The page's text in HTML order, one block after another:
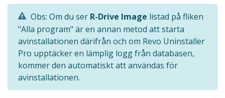
Obs: Om du ser R-Drive Image listad på fliken
"Alla program" är en annan metod att starta
avinstallationen därifrån och om Revo Uninstaller
Pro upptäcker en lämplig logg från databasen,
kommer den automatiskt att användas för
avinstallationen.